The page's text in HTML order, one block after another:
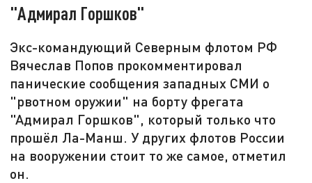
"Адмирал Горшков"
Экс-командующий Северным флотом РФ
Вячеслав Попов прокомментировал
панические сообщения западных СМИ о
"рвотном оружии" на борту фрегата
"Адмирал Горшков", который только что
прошёл Ла-Манш. У других флотов России
на вооружении стоит то же самое, отметил
он.